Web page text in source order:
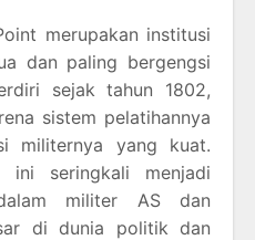
merupakan institusi
dan paling bergengsi
sejak tahun 1802,
sistem pelatihannya
militernya yang kuat.
ini seringkali menjadi
militer AS dan
di dunia politik dan